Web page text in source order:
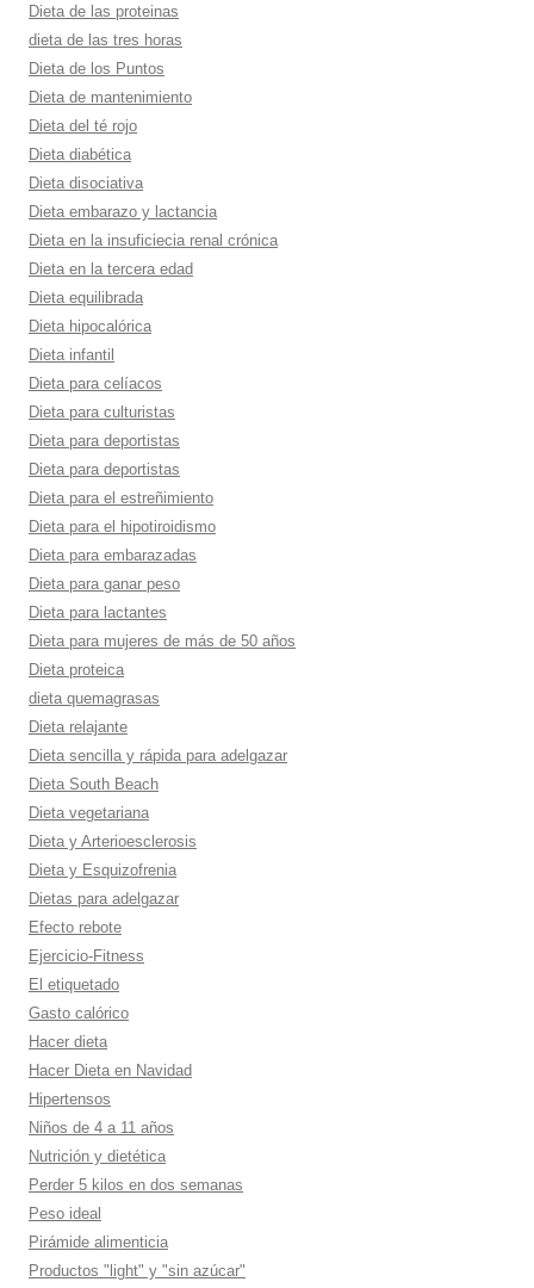
Dieta de las proteinas
dieta de las tres horas
Dieta de los Puntos
Dieta de mantenimiento
Dieta del té rojo
Dieta diabética
Dieta disociativa
Dieta embarazo y lactancia
Dieta en la insuficiecia renal crónica
Dieta en la tercera edad
Dieta equilibrada
Dieta hipocalórica
Dieta infantil
Dieta para celí­acos
Dieta para culturistas
Dieta para deportistas
Dieta para deportistas
Dieta para el estreñimiento
Dieta para el hipotiroidismo
Dieta para embarazadas
Dieta para ganar peso
Dieta para lactantes
Dieta para mujeres de más de 50 años
Dieta proteica
dieta quemagrasas
Dieta relajante
Dieta sencilla y rápida para adelgazar
Dieta South Beach
Dieta vegetariana
Dieta y Arterioesclerosis
Dieta y Esquizofrenia
Dietas para adelgazar
Efecto rebote
Ejercicio-Fitness
El etiquetado
Gasto calórico
Hacer dieta
Hacer Dieta en Navidad
Hipertensos
Niños de 4 a 11 años
Nutrición y dietética
Perder 5 kilos en dos semanas
Peso ideal
Pirámide alimenticia
Productos "light" y "sin azúcar"